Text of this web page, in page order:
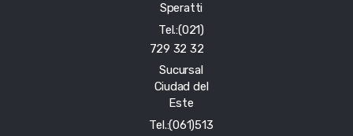
Speratti
Tel.:(021)
729 32 32
Sucursal
Ciudad del
Este
Tel.:(061)513